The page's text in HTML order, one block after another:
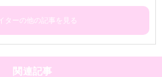
ターの他の記事を見る
関連記事